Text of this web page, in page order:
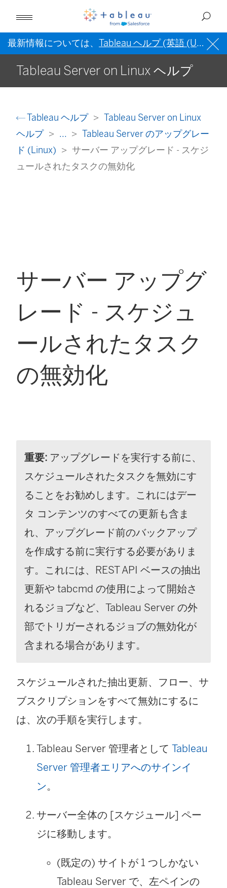
最新情報については、 Tableau ヘルプ (英語 (US)) を
Tableau Server on Linux ヘルプ
Tableau ヘルプ
Tableau Server on Linux
ヘルプ
...
Tableau Server のアップグレー
ド (Linux)
サーバー アップグレード - スケジ
ュールされたタスクの無効化
サーバー アップグ
レード - スケジュ
ールされたタスク
の無効化
重要: アップグレードを実行する前に、
スケジュールされたタスクを無効にす
ることをお勧めします。これにはデー
タ コンテンツのすべての更新も含ま
れ、アップグレード前のバックアップ
を作成する前に実行する必要がありま
す。これには、REST API ベースの抽出
更新や tabcmd の使用によって開始さ
れるジョブなど、Tableau Server の外
部でトリガーされるジョブの無効化が
含まれる場合があります。
スケジュールされた抽出更新、フロー、サ
ブスクリプションをすべて無効にするに
は、次の手順を実行します。
Tableau Server 管理者として Tableau
Server 管理者エリアへのサインイ
ン。
サーバー全体の [スケジュール] ペー
ジに移動します。
(既定の) サイトが 1 つしかない
Tableau Server で、左ペインの